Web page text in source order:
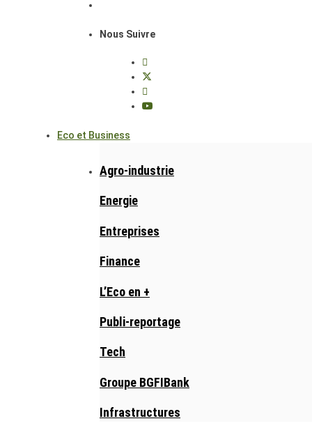
Nous Suivre
Eco et Business
Agro-industrie
Energie
Entreprises
Finance
L’Eco en +
Publi-reportage
Tech
Groupe BGFIBank
Infrastructures